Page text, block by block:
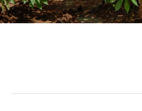
Alface (Lactuca sativa)